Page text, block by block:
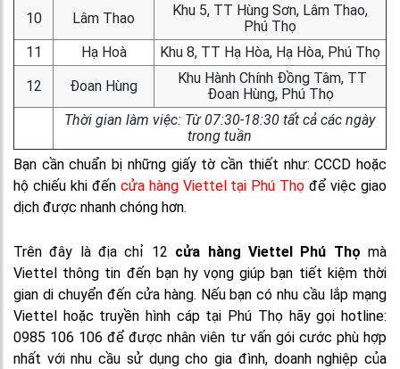
10
Lâm Thao
Khu 5, TT Hùng Sơn, Lâm Thao,
Phú Thọ
11
Hạ Hoà
Khu 8, TT Hạ Hòa, Hạ Hòa, Phú Thọ
12
Đoan Hùng
Khu Hành Chính Đồng Tâm, TT
Đoan Hùng, Phú Thọ
Thời gian làm việc: Từ 07:30-18:30 tất cả các ngày
trong tuần
Bạn cần chuẩn bị những giấy tờ cần thiết như: CCCD hoặc
hộ chiếu khi đến cửa hàng Viettel tại Phú Thọ để việc giao
dịch được nhanh chóng hơn.
Trên đây là địa chỉ 12 cửa hàng Viettel Phú Thọ mà
Viettel thông tin đến bạn hy vọng giúp bạn tiết kiệm thời
gian di chuyển đến cửa hàng. Nếu bạn có nhu cầu lắp mạng
Viettel hoặc truyền hình cáp tại Phú Thọ hãy gọi hotline:
0985 106 106 để được nhân viên tư vấn gói cước phù hợp
nhất với nhu cầu sử dụng cho gia đình, doanh nghiệp của